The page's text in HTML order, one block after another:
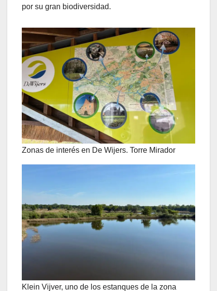
por su gran biodiversidad.
Zonas de interés en De Wijers. Torre Mirador
Klein Vijver, uno de los estanques de la zona